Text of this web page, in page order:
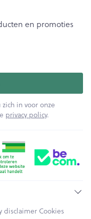
en promoties
in voor onze
privacy policy.
disclaimer Cookies